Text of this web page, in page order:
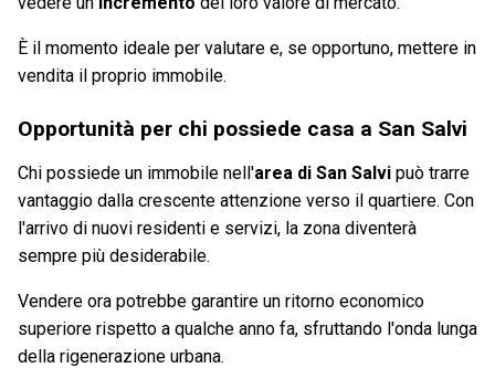
È il momento ideale per valutare e, se opportuno, mettere in
vendita il proprio immobile.
Opportunità per chi possiede casa a San Salvi
Chi possiede un immobile nell'area di San Salvi può trarre
vantaggio dalla crescente attenzione verso il quartiere. Con
l'arrivo di nuovi residenti e servizi, la zona diventerà
sempre più desiderabile.
Vendere ora potrebbe garantire un ritorno economico
superiore rispetto a qualche anno fa, sfruttando l'onda lunga
della rigenerazione urbana.